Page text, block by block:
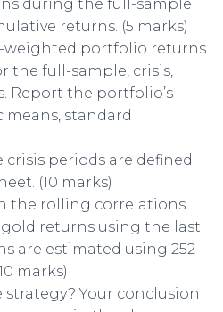
during the full-sample
returns. (5 marks)
weighted portfolio returns
the full-sample, crisis,
Report the portfolio’s
standard
crisis periods are defined
(10 marks)
the rolling correlations
returns using the last
are estimated using 252-
marks)
strategy? Your conclusion